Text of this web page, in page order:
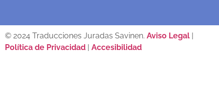
© 2024 Traducciones Juradas Savinen. Aviso Legal |
Política de Privacidad | Accesibilidad